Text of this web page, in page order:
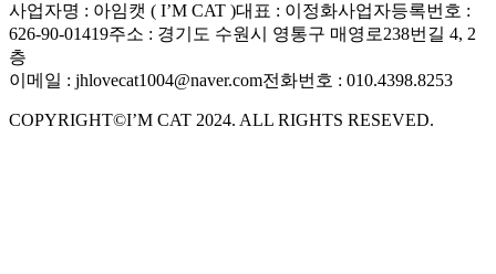
사업자명 : 아임캣 ( I’M CAT )대표 : 이정화사업자등록번호 :
626-90-01419주소 : 경기도 수원시 영통구 매영로238번길 4, 2
층
이메일 : jhlovecat1004@naver.com전화번호 : 010.4398.8253
COPYRIGHT©I’M CAT 2024. ALL RIGHTS RESEVED.